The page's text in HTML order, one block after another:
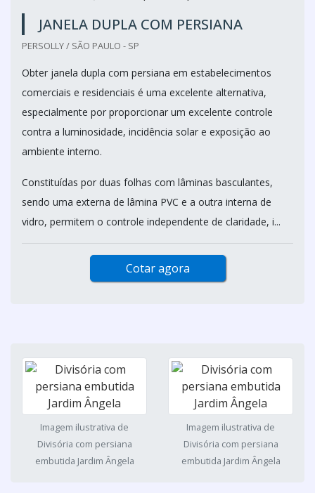
JANELA DUPLA COM PERSIANA
PERSOLLY / SÃO PAULO - SP
Obter janela dupla com persiana em estabelecimentos
comerciais e residenciais é uma excelente alternativa,
especialmente por proporcionar um excelente controle
contra a luminosidade, incidência solar e exposição ao
ambiente interno.
Constituídas por duas folhas com lâminas basculantes,
sendo uma externa de lâmina PVC e a outra interna de
vidro, permitem o controle independente de claridade, i...
Cotar agora
Imagem ilustrativa de
Divisória com persiana
embutida Jardim Ângela
Imagem ilustrativa de
Divisória com persiana
embutida Jardim Ângela